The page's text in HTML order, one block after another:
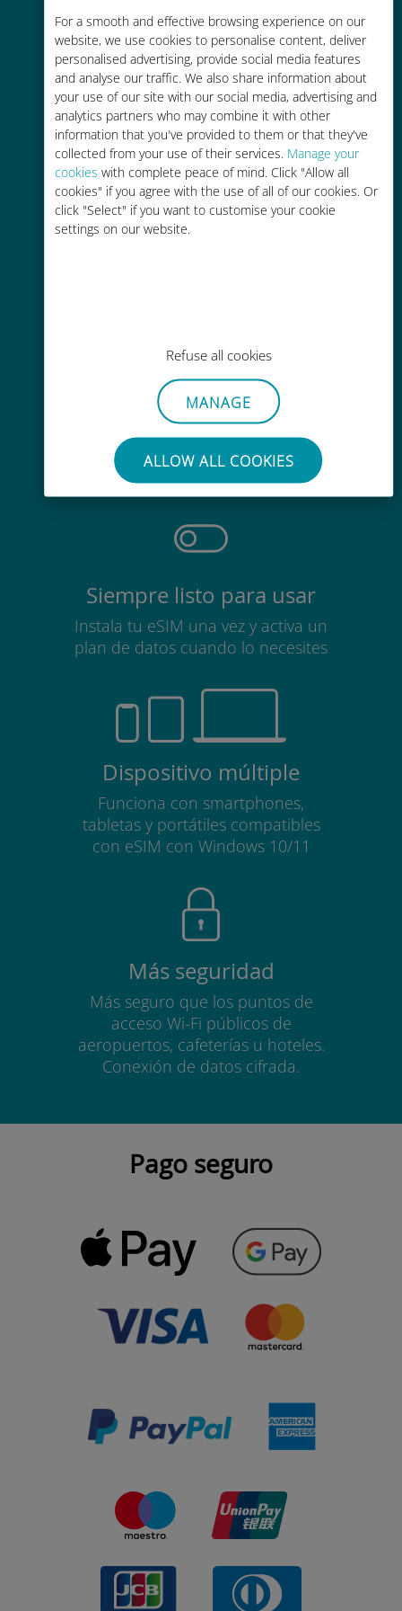
For a smooth and effective browsing experience on our
website, we use cookies to personalise content, deliver
personalised advertising, provide social media features
and analyse our traffic. We also share information about
your use of our site with our social media, advertising and
analytics partners who may combine it with other
information that you've provided to them or that they've
collected from your use of their services. Manage your
cookies with complete peace of mind. Click "Allow all
cookies" if you agree with the use of all of our cookies. Or
click "Select" if you want to customise your cookie
settings on our website.
Refuse all cookies
MANAGE
ALLOW ALL COOKIES
Rentable
Hasta un 90% más barato que los
costes de itinerancia con su
operador actual
Fácil recarga
Sin esfuerzo
No es necesario retirar la tarjeta
SIM
Siempre listo para usar
Instala tu eSIM una vez y activa un
plan de datos cuando lo necesites
Dispositivo múltiple
Funciona con smartphones,
tabletas y portátiles compatibles
con eSIM con Windows 10/11
Más seguridad
Más seguro que los puntos de
acceso Wi-Fi públicos de
aeropuertos, cafeterías u hoteles.
Conexión de datos cifrada.
Pago seguro